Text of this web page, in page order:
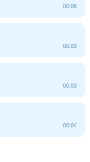
00:08
00:03
00:03
00:04